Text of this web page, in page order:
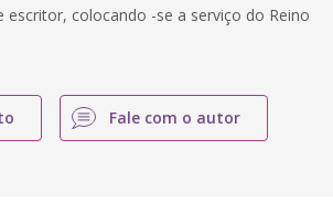
escritor, colocando -se a serviço do Reino
Fale com o autor